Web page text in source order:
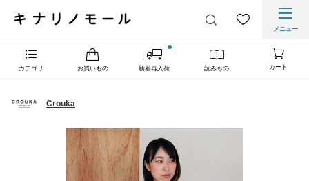
メニュー
カテゴリ お買いもの 新着再入荷 読みもの カート
Crouka